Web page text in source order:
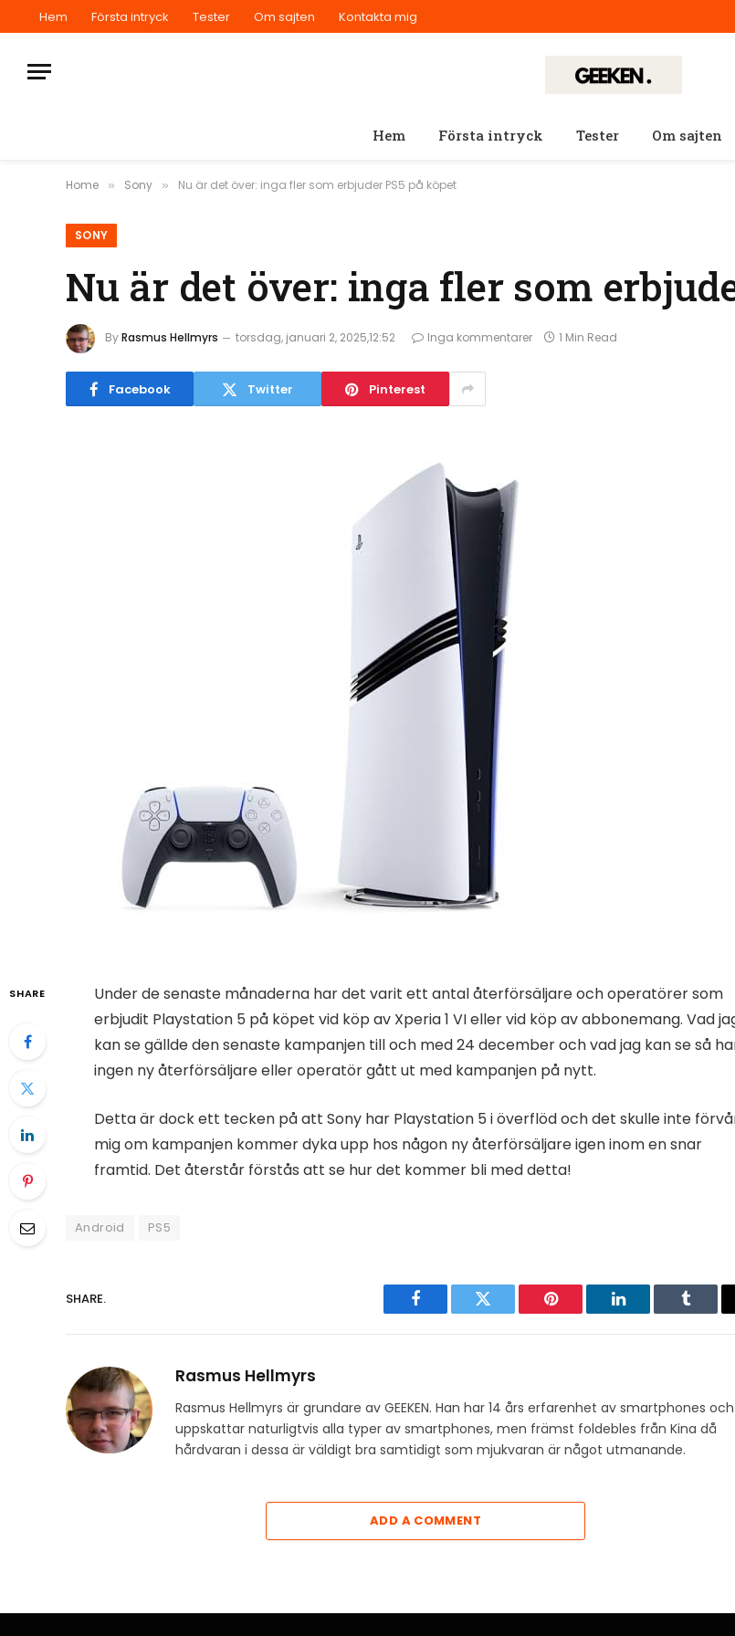
Hem Första intryck Tester Om sajten Kontakta mig
Hem Första intryck Tester Om sajten
Home » Sony » Nu är det över: inga fler som erbjuder PS5 på köpet
SONY
Nu är det över: inga fler som
ByRasmus Hellmyrs torsdag, januari 2, 2025,12:52 Inga kommentarer 1 Min Read
Facebook Twitter Pinterest
SHARE
Under de senaste månaderna har det varit ett antal återförsäljare och operatörer som
erbjudit Playstation 5 på köpet vid köp av Xperia 1 VI eller vid köp av abbonemang. Vad
kan se gällde den senaste kampanjen till och med 24 december och vad jag kan se så
ingen ny återförsäljare eller operatör gått ut med kampanjen på nytt.
Detta är dock ett tecken på att Sony har Playstation 5 i överflöd och det skulle inte
mig om kampanjen kommer dyka upp hos någon ny återförsäljare igen inom en snar
framtid. Det återstår förstås att se hur det kommer bli med detta!
Android PS5
SHARE.
Facebook Twitter Pinterest LinkedIn Tumblr
Rasmus Hellmyrs
Rasmus Hellmyrs är grundare av GEEKEN. Han har 14 års erfarenhet av smartphones och
uppskattar naturligtvis alla typer av smartphones, men främst foldebles från Kina då
hårdvaran i dessa är väldigt bra samtidigt som mjukvaran är något utmanande.
ADD A COMMENT